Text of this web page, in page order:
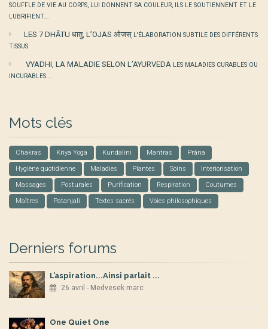
SOUFFLE DE VIE AU CORPS, LUI DONNENT SA COULEUR, ILS LE SOUTIENNENT ET LE
LUBRIFIENT...
LES 7 DHĀTU धातु, L’OJAS ओजस् L'ÉLABORATION SUBTILE DES DIFFÉRENTS
TISSUS
VYADHI, LA MALADIE SELON L’AYURVEDA LES MALADIES CURABLES OU
INCURABLES...
Mots clés
Chakras Kriya Yoga Kundalini Mantras Prâna
Hygiène quotidienne Maladies Plantes Soins Interiorisation
Massages Posturales Purification Respiration Coutumes
Maîtres Patanjali Textes sacrés Voies philosophiques
Derniers forums
L’aspiration...Ainsi parlait ...
26 avril - Medvesek marc
One Quiet One